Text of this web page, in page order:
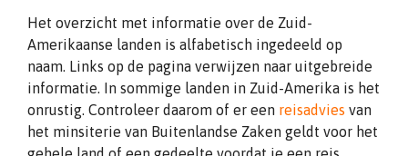
Het overzicht met informatie over de Zuid-
Amerikaanse landen is alfabetisch ingedeeld op
naam. Links op de pagina verwijzen naar uitgebreide
informatie. In sommige landen in Zuid-Amerika is het
onrustig. Controleer daarom of er een reisadvies van
het minsiterie van Buitenlandse Zaken geldt voor het